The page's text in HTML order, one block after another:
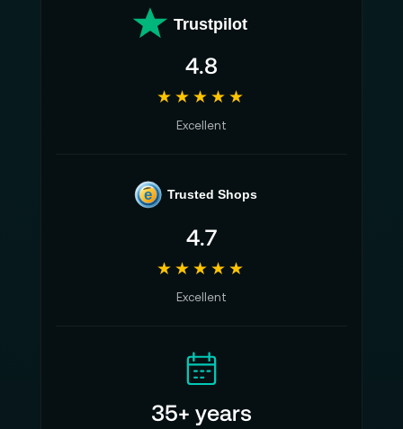
Trustpilot
4.8
★★★★★
Excellent
e Trusted Shops
4.7
★★★★★
Excellent
35+ years